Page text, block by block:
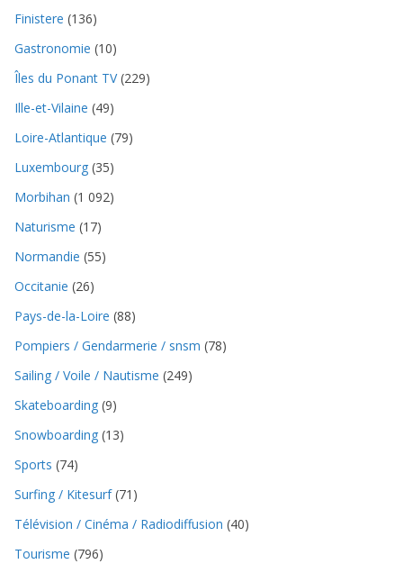
Finistere (136)
Gastronomie (10)
Îles du Ponant TV(229)
Ille-et-Vilaine (49)
Loire-Atlantique (79)
Luxembourg (35)
Morbihan (1 092)
Naturisme (17)
Normandie (55)
Occitanie (26)
Pays-de-la-Loire (88)
Pompiers / Gendarmerie / snsm (78)
Sailing / Voile / Nautisme (249)
Skateboarding (9)
Snowboarding (13)
Sports (74)
Surfing / Kitesurf(71)
Télévision / Cinéma / Radiodiffusion (40)
Tourisme (796)